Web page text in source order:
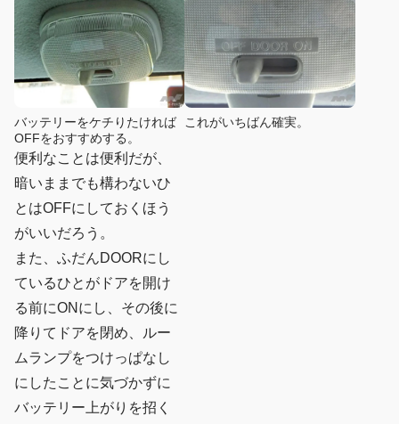
バッテリーをケチりたければ
OFFをおすすめする。
これがいちばん確実。
便利なことは便利だが、
暗いままでも構わないひ
とはOFFにしておくほう
がいいだろう。
また、ふだんDOORにし
ているひとがドアを開け
る前にONにし、その後に
降りてドアを閉め、ルー
ムランプをつけっぱなし
にしたことに気づかずに
バッテリー上がりを招く